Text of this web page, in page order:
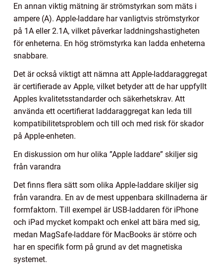
En annan viktig mätning är strömstyrkan som mäts i
ampere (A). Apple-laddare har vanligtvis strömstyrkor
på 1A eller 2.1A, vilket påverkar laddningshastigheten
för enheterna. En hög strömstyrka kan ladda enheterna
snabbare.
Det är också viktigt att nämna att Apple-laddaraggregat
är certifierade av Apple, vilket betyder att de har uppfyllt
Apples kvalitetsstandarder och säkerhetskrav. Att
använda ett ocertifierat laddaraggregat kan leda till
kompatibilitetsproblem och till och med risk för skador
på Apple-enheten.
En diskussion om hur olika ”Apple laddare” skiljer sig
från varandra
Det finns flera sätt som olika Apple-laddare skiljer sig
från varandra. En av de mest uppenbara skillnaderna är
formfaktorn. Till exempel är USB-laddaren för iPhone
och iPad mycket kompakt och enkel att bära med sig,
medan MagSafe-laddare för MacBooks är större och
har en specifik form på grund av det magnetiska
systemet.